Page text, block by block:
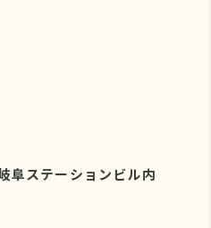
ステーションビル内